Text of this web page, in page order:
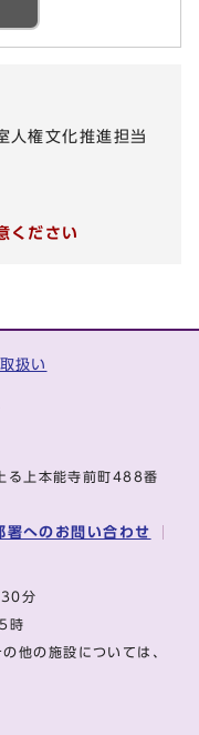
人権文化推進担当
ください
扱い
上本能寺前町488番
署へのお問い合わせ
30分
5時
他の施設については、